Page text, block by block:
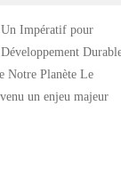
Impératif pour
Notre Planète Le
un enjeu majeur